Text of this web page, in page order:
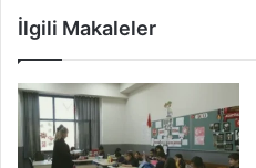
'
M
c
l
İlgili Makaleler